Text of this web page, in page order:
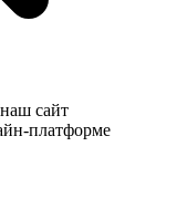
сайт
платформе